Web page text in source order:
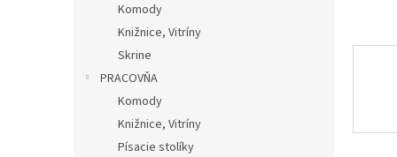
Komody
Knižnice, Vitríny
Skrine
PRACOVŇA
Komody
Knižnice, Vitríny
Písacie stolíky